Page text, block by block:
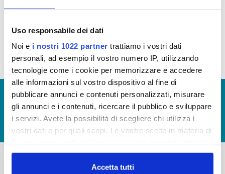
Uso responsabile dei dati
Noi e i nostri 1022 partner trattiamo i vostri dati
personali, ad esempio il vostro numero IP, utilizzando
tecnologie come i cookie per memorizzare e accedere
alle informazioni sul vostro dispositivo al fine di
pubblicare annunci e contenuti personalizzati, misurare
gli annunci e i contenuti, ricercare il pubblico e sviluppare
i servizi. Avete la possibilità di scegliere chi utilizza i
vostri dati e per quali scopi. Le vostre scelte in materia di
in cui avete effettuato le vostre scelte. È possibile
modificare o revocare il proprio consenso in qualsiasi
Accetta tutti
Attestazione ODV sull'assolvimento degli obblighi
(Visualizza documentazione)
© Copyright 2017 - 2026
GLOSSARIO
GIUDICA IL SERVIZIO
LAVORA CON NOI